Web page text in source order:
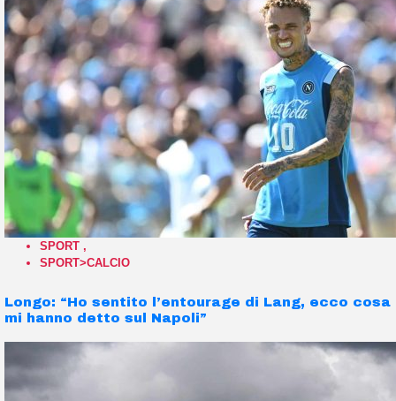
SPORT ,
SPORT>CALCIO
Longo: “Ho sentito l’entourage di Lang, ecco cosa
mi hanno detto sul Napoli”